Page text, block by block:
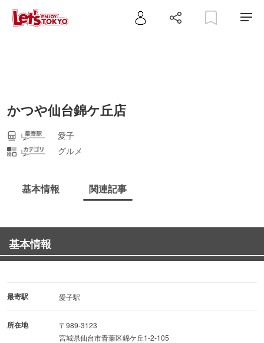
かつや仙台錦ケ丘店
愛子
グルメ
基本情報 関連記事
基本情報
最寄駅 愛子駅
所在地
〒989-3123
宮城県仙台市青葉区錦ケ丘1-2-105